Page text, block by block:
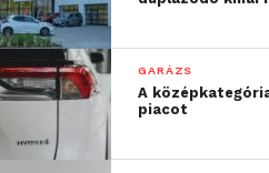
GARÁZS
A
piacot